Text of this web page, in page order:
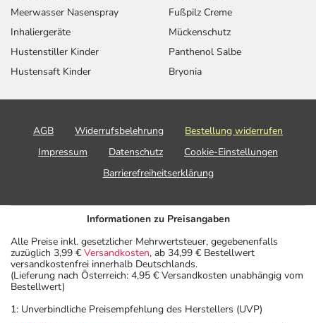
Meerwasser Nasenspray
Inhaliergeräte
Hustenstiller Kinder
Hustensaft Kinder
Fußpilz Creme
Mückenschutz
Panthenol Salbe
Bryonia
AGB Widerrufsbelehrung
Bestellung widerrufen
Impressum
Datenschutz
Cookie-Einstellungen
Barrierefreiheitserklärung
Informationen zu Preisangaben
Alle Preise inkl. gesetzlicher Mehrwertsteuer, gegebenenfalls
zuzüglich 3,99 € Versandkosten, ab 34,99 € Bestellwert
versandkostenfrei innerhalb Deutschlands.
(Lieferung nach Österreich: 4,95 € Versandkosten unabhängig vom
Bestellwert)
1: Unverbindliche Preisempfehlung des Herstellers (UVP)